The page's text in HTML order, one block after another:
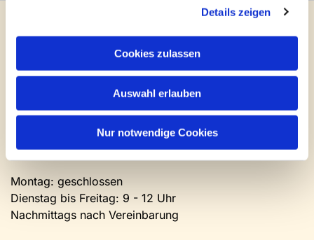
Details zeigen
Cookies zulassen
Auswahl erlauben
Nur notwendige Cookies
Evangelische Kirchengemeinde Steinhagen
Brockhagener Straße 28 | 33803 Steinhagen
0 52 04 / 36 28
Mail:gemeindeamt@kirche-steinhagen.de
Newsletter abonnieren
Kontakt und Öffnungszeiten
Gemeinde- und Friedhofsamt
Montag: geschlossen
Dienstag bis Freitag: 9 - 12 Uhr
Nachmittags nach Vereinbarung